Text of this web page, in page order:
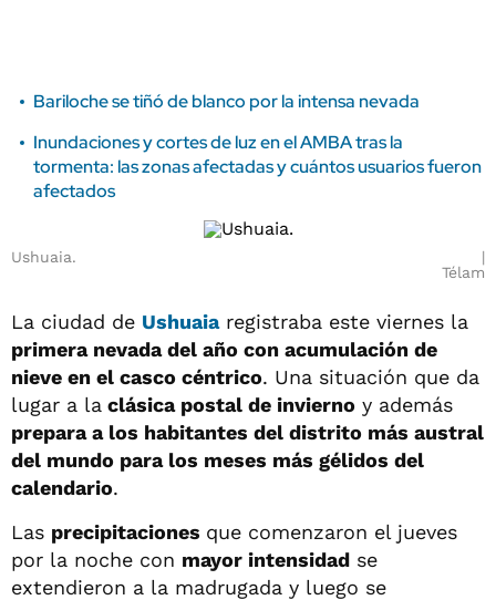
Bariloche se tiñó de blanco por la intensa nevada
Inundaciones y cortes de luz en el AMBA tras la
tormenta: las zonas afectadas y cuántos usuarios fueron
afectados
Ushuaia.
Télam
La ciudad de Ushuaiaregistraba este viernes la
primera nevada del año con acumulación de
nieve en el casco céntrico. Una situación que da
lugar a la clásica postal de invierno y además
prepara a los habitantes del distrito más austral
del mundo para los meses más gélidos del
calendario.
Las precipitaciones que comenzaron el jueves
por la noche con mayor intensidad se
extendieron a la madrugada y luego se